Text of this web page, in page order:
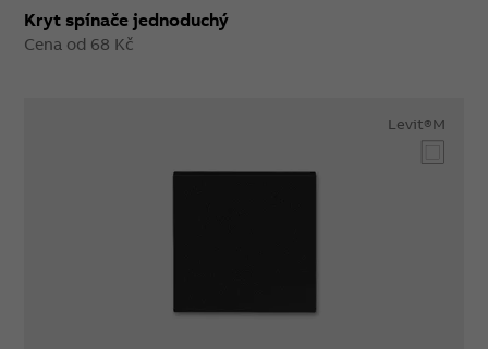
Kryt spínače jednoduchý
Cena od 68 Kč
Levit®M